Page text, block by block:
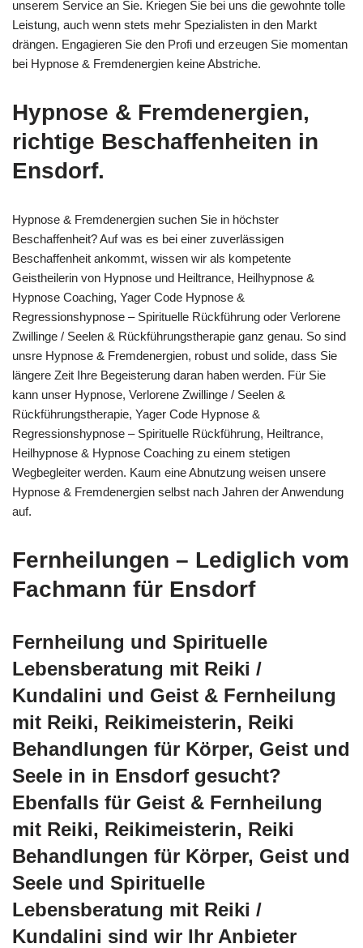
unserem Service an Sie. Kriegen Sie bei uns die gewohnte tolle
Leistung, auch wenn stets mehr Spezialisten in den Markt
drängen. Engagieren Sie den Profi und erzeugen Sie momentan
bei Hypnose & Fremdenergien keine Abstriche.
Hypnose & Fremdenergien,
richtige Beschaffenheiten in
Ensdorf.
Hypnose & Fremdenergien suchen Sie in höchster
Beschaffenheit? Auf was es bei einer zuverlässigen
Beschaffenheit ankommt, wissen wir als kompetente
Geistheilerin von Hypnose und Heiltrance, Heilhypnose &
Hypnose Coaching, Yager Code Hypnose &
Regressionshypnose – Spirituelle Rückführung oder Verlorene
Zwillinge / Seelen & Rückführungstherapie ganz genau. So sind
unsre Hypnose & Fremdenergien, robust und solide, dass Sie
längere Zeit Ihre Begeisterung daran haben werden. Für Sie
kann unser Hypnose, Verlorene Zwillinge / Seelen &
Rückführungstherapie, Yager Code Hypnose &
Regressionshypnose – Spirituelle Rückführung, Heiltrance,
Heilhypnose & Hypnose Coaching zu einem stetigen
Wegbegleiter werden. Kaum eine Abnutzung weisen unsere
Hypnose & Fremdenergien selbst nach Jahren der Anwendung
auf.
Fernheilungen – Lediglich vom
Fachmann für Ensdorf
Fernheilung und Spirituelle
Lebensberatung mit Reiki /
Kundalini und Geist & Fernheilung
mit Reiki, Reikimeisterin, Reiki
Behandlungen für Körper, Geist und
Seele in in Ensdorf gesucht?
Ebenfalls für Geist & Fernheilung
mit Reiki, Reikimeisterin, Reiki
Behandlungen für Körper, Geist und
Seele und Spirituelle
Lebensberatung mit Reiki /
Kundalini sind wir Ihr Anbieter